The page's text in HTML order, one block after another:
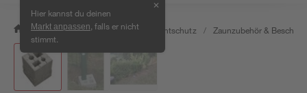
Hier kannst du deinen
Markt anpassen , falls er nicht
stimmt.
✕
/ Garten & Freizeit / Zäune & Sichtschutz / Zaunzubehör &